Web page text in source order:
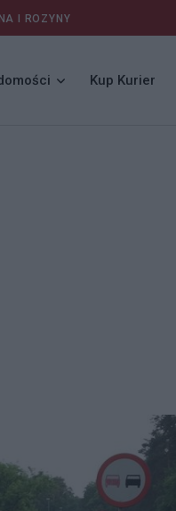
I ROZYNY
Kup Kurier